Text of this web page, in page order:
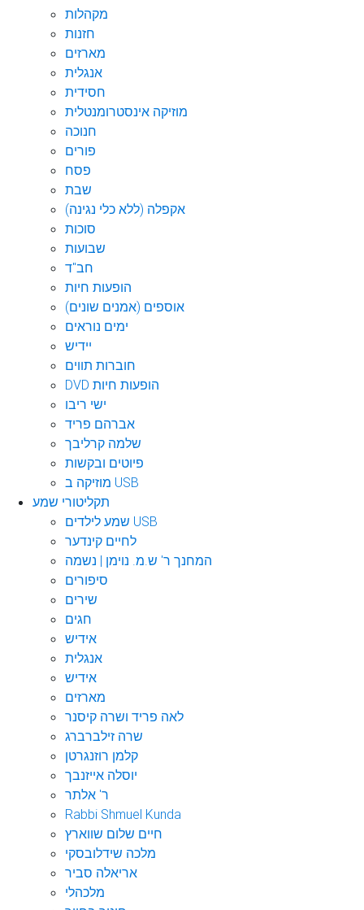
מקהלות
חזנות
מארזים
אנגלית
חסידית
מוזיקה אינסטרומנטלית
חנוכה
פורים
פסח
שבת
אקפלה (ללא כלי נגינה)
סוכות
שבועות
חב"ד
הופעות חיות
אוספים (אמנים שונים)
ימים נוראים
יידיש
חוברות תווים
DVD הופעות חיות
ישי ריבו
אברהם פריד
שלמה קרליבך
פיוטים ובקשות
מוזיקה ב USB
תקליטורי שמע
שמע לילדים USB
לחיים קינדער
המחנך ר' ש.מ. נוימן | נשמה
סיפורים
שירים
חגים
אידיש
אנגלית
אידיש
מארזים
לאה פריד ושרה קיסנר
שרה זילברברג
קלמן רוזנגרטן
יוסלה אייזנבך
ר' אלתר
Rabbi Shmuel Kunda
חיים שלום שווארץ
מלכה שידלובסקי
אריאלה סביר
מלכהלי